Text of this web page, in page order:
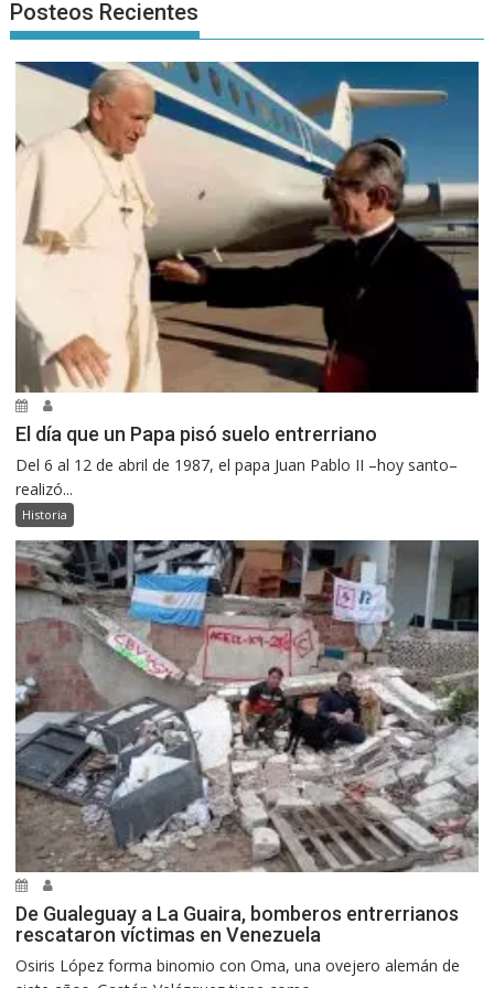
Posteos Recientes
El día que un Papa pisó suelo entrerriano
Del 6 al 12 de abril de 1987, el papa Juan Pablo II –hoy santo–
realizó...
Historia
De Gualeguay a La Guaira, bomberos entrerrianos
rescataron víctimas en Venezuela
Osiris López forma binomio con Oma, una ovejero alemán de